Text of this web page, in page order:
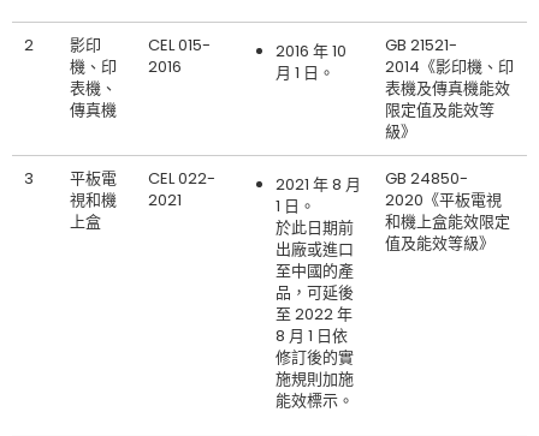
2
影印
機、印
表機、
傳真機
CEL 015-
2016
2016 年 10
月 1 日。
GB 21521-
2014《影印機、印
表機及傳真機能效
限定值及能效等
級》
3
平板電
視和機
上盒
CEL 022-
2021
2021 年 8 月
1 日。
於此日期前
出廠或進口
至中國的產
品，可延後
至 2022 年
8 月 1 日依
修訂後的實
施規則加施
能效標示。
GB 24850-
2020《平板電視
和機上盒能效限定
值及能效等級》